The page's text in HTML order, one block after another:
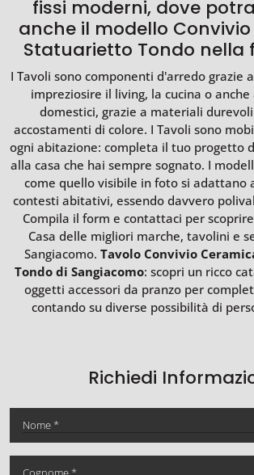
fissi moderni, dove
anche il modello
Statuarietto Tondo nella
I Tavoli sono componenti d'arredo grazie
impreziosire il living, la cucina o
domestici, grazie a materiali
accostamenti di colore. I Tavoli sono
ogni abitazione: completa il tuo progetto
alla casa che hai sempre sognato. I
come quello visibile in foto si adattano
contesti abitativi, essendo davvero
Compila il form e contattaci per
Casa delle migliori marche, tavolini e
Sangiacomo. Tavolo Convivio
Tondo di Sangiacomo: scopri un ricco
oggetti accessori da pranzo per
contando su diverse possibilità di
Richiedi